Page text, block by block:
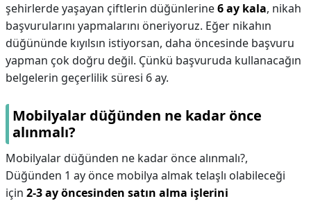
şehirlerde yaşayan çiftlerin düğünlerine6 ay kala, nikah
başvurularını yapmalarını öneriyoruz. Eğer nikahın
düğününde kıyılsın istiyorsan, daha öncesinde başvuru
yapman çok doğru değil. Çünkü başvuruda kullanacağın
belgelerin geçerlilik süresi 6 ay.
Mobilyalar düğünden ne kadar önce
alınmalı?
Mobilyalar düğünden ne kadar önce alınmalı?,
Düğünden 1 ay önce mobilya almak telaşlı olabileceği
için 2-3 ay öncesinden satın alma işlerini